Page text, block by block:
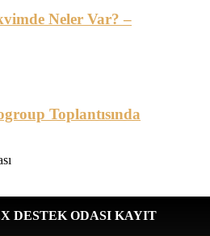
Neler Var? –
Toplantısında
DESTEK ODASI KAYIT